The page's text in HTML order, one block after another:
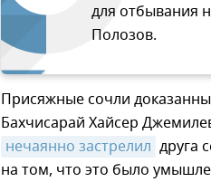
для отбывания
Полозов.
Присяжные сочли
Бахчисарай Хайсер
нечаянно застрелил друга
на том, что это было